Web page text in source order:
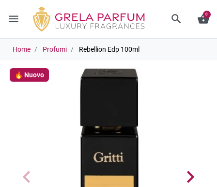
menu search shopping_basket
0
Home Profumi Rebellion Edp 100ml
🔥 Nuovo